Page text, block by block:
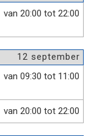
van 20:00 tot 22:00
12 september
van 09:30 tot 11:00
van 20:00 tot 22:00